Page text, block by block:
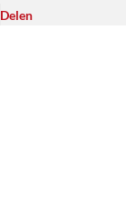
Delen